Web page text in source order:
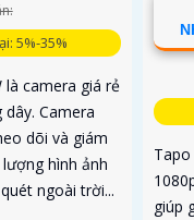
5%-35%
là camera giá rẻ
Camera
dõi và giám
hình ảnh
ngoài trời...
Tapo
giúp